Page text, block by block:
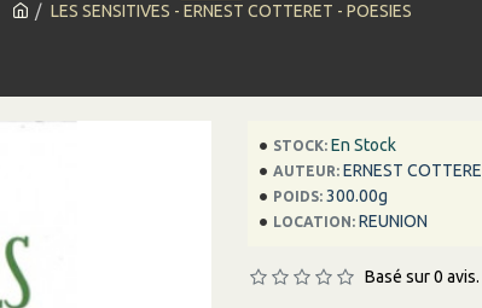
LES SENSITIVES - ERNEST COTTERET - POESIES
STOCK: En Stock
AUTEUR: ERNEST
POIDS: 300.00g
LOCATION: REUNION
Basé sur 0 avis.